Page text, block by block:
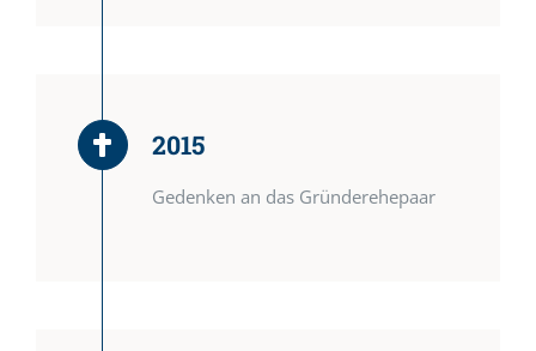
2015
Gedenken an das Gründerehepaar